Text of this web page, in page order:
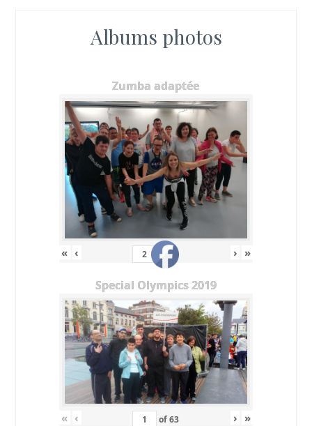
Albums photos
Zumba adaptée
« ‹ of11 › »
Special Olympics 2019
« ‹ of63 › »